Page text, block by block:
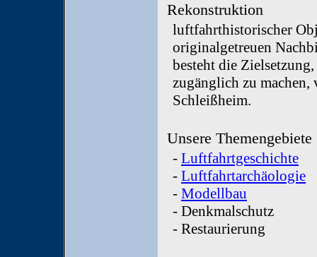
Rekonstruktion
luftfahrthistorischer
originalgetreuen
besteht die
zugänglich zu
Schleißheim.
Unsere Themengebiete
- Luftfahrtgeschichte
- Luftfahrtarchäologie
- Modellbau
- Denkmalschutz
- Restaurierung